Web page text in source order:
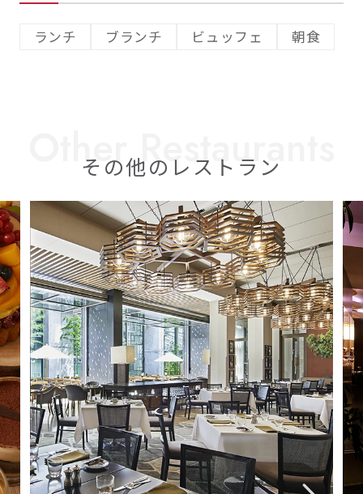
ランチ ブランチ ビュッフェ 朝食
その他のレストラン